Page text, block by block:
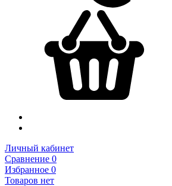
Личный кабинет
Сравнение 0
Избранное 0
Товаров нет